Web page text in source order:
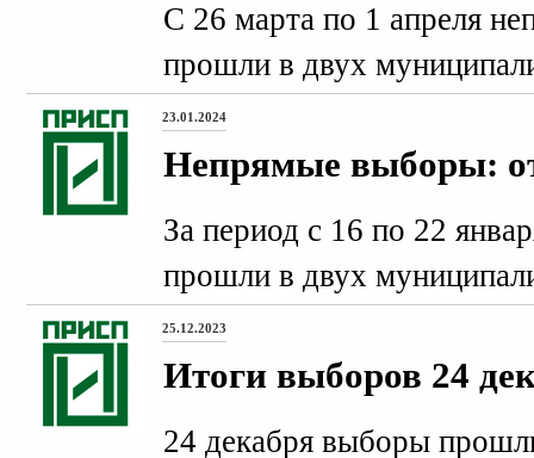
С 26 марта по 1 апреля
прошли в двух
23.01.2024
Непрямые выборы:
За период с 16 по 22
прошли в двух
25.12.2023
Итоги выборов 24
24 декабря выборы